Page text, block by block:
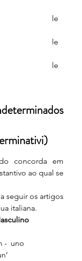
concorda em
ao qual se
seguir os artigos
italiana.